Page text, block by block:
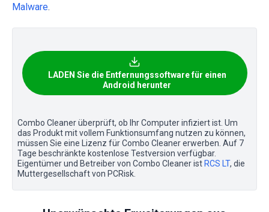
Malware.
LADEN Sie die Entfernungssoftware für einen
Android herunter
Combo Cleaner überprüft, ob Ihr Computer infiziert ist. Um
das Produkt mit vollem Funktionsumfang nutzen zu können,
müssen Sie eine Lizenz für Combo Cleaner erwerben. Auf 7
Tage beschränkte kostenlose Testversion verfügbar.
Eigentümer und Betreiber von Combo Cleaner ist RCS LT, die
Muttergesellschaft von PCRisk.